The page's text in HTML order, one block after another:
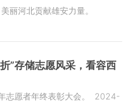
丽河北贡献雄安力量。
”存储志愿风采，看容西
愿者年终表彰大会。
2024-